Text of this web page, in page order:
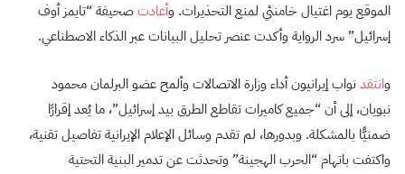
الموقع يوم اغتيال خامنئي لمنع التحذيرات. وأعادت صحيفة “تايمز أوف
إسرائيل” سرد الرواية وأكدت عنصر تحليل البيانات عبر الذكاء الاصطناعي.
وانتقد نواب إيرانيون أداء وزارة الاتصالات وألمح عضو البرلمان محمود
نبويان، إلى أن “جميع كاميرات تقاطع الطرق بيد إسرائيل”، ما يُعد إقرارًا
ضمنيًّا بالمشكلة. وبدورها، لم تقدم وسائل الإعلام الإيرانية تفاصيل تقنية،
واكتفت باتهام “الحرب الهجينة” وتحدثت عن تدمير البنية التحتية